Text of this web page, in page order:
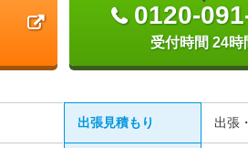
0120-
受付時間 24時
出張見積もり 出張